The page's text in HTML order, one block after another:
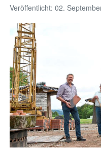
Veröffentlicht: 02.